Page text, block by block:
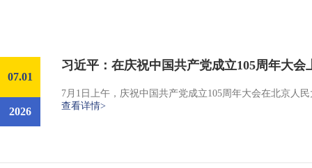
07.01
2026
习近平：在庆祝中国共产党成立105周年大会
7月1日上午，庆祝中国共产党成立105周年大会在北京人
查看详情>